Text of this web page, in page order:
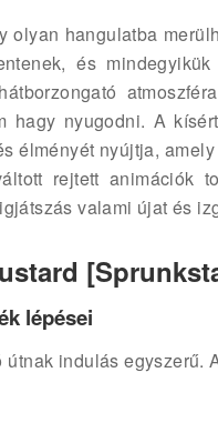
olyan hangulatba
és
hagy nyugodni. A
élményét nyújtja,
rejtett animációk
valami újat és
lépései
útnak indulás egyszerű.